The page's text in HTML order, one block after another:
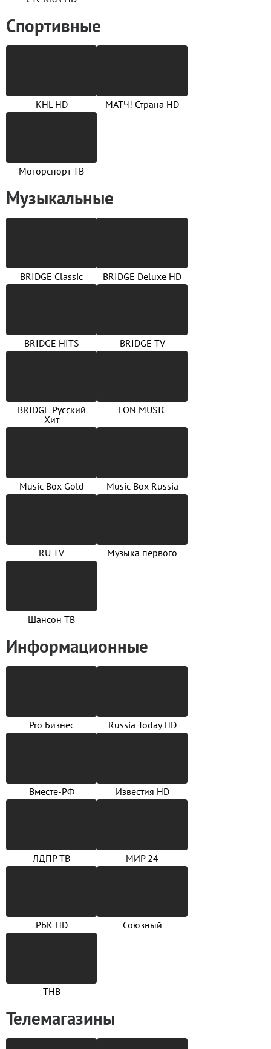
Спортивные
KHL HD МАТЧ! Страна HD
Моторспорт ТВ
Музыкальные
BRIDGE Classic BRIDGE Deluxe HD
BRIDGE HITS BRIDGE TV
BRIDGE Русский
Хит
FON MUSIC
Music Box Gold Music Box Russia
RU TV Музыка первого
Шансон ТВ
Информационные
Pro Бизнес Russia Today HD
Вместе-РФ Известия HD
ЛДПР ТВ МИР 24
РБК HD Союзный
ТНВ
Телемагазины